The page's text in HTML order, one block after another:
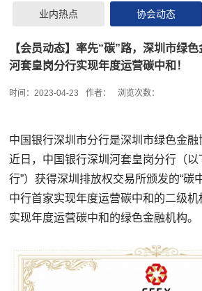
业内热点 协会动态
【会员动态】率先“碳”路，深圳市绿
河套皇岗分行实现年度运营碳中和！
时间： 2023-04-23 作者： 浏览次数：
中国银行深圳市分行是深圳市绿色金融
近日，中国银行深圳河套皇岗分行（以
行”）获得深圳排放权交易所颁发的“碳
中行首家实现年度运营碳中和的二级
实现年度运营碳中和的绿色金融机构。